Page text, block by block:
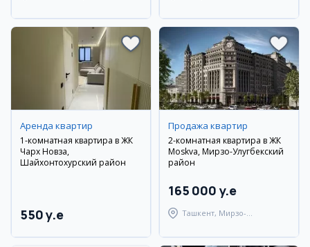
Аренда квартир
1-комнатная квартира в ЖК
Чарх Новза,
Шайхонтохурский район
550 y.e
Продажа квартир
2-комнатная квартира в ЖК
Moskva, Мирзо-Улугбекский
район
165 000 y.e
Ташкент, Мирзо-